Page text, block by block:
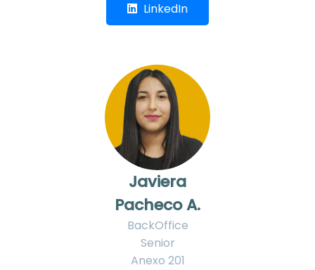
LinkedIn
Javiera
Pacheco A.
BackOffice
Senior
Anexo 201